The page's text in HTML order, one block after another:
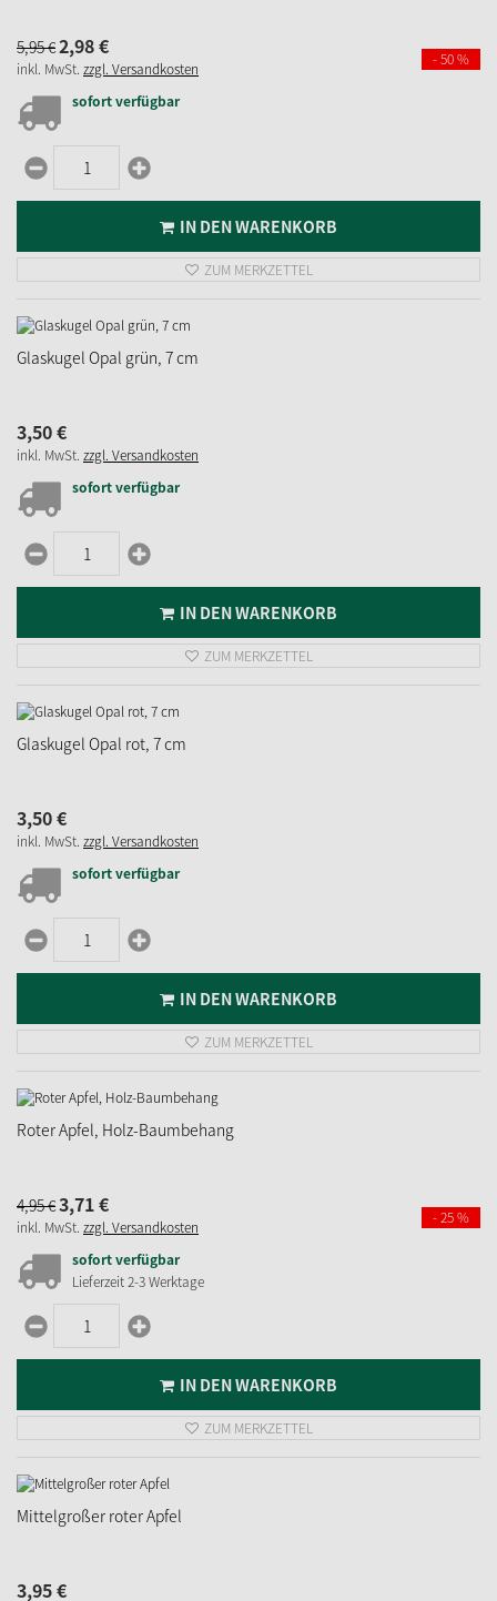
5,95€2,98€ - 50 %
inkl. MwSt. zzgl. Versandkosten
sofort verfügbar
IN DEN WARENKORB
ZUM MERKZETTEL
Glaskugel Opal grün, 7 cm
3,50€
inkl. MwSt. zzgl. Versandkosten
sofort verfügbar
IN DEN WARENKORB
ZUM MERKZETTEL
Glaskugel Opal rot, 7 cm
3,50€
inkl. MwSt. zzgl. Versandkosten
sofort verfügbar
IN DEN WARENKORB
ZUM MERKZETTEL
Roter Apfel, Holz-Baumbehang
4,95€3,71€ - 25 %
inkl. MwSt. zzgl. Versandkosten
sofort verfügbar
Lieferzeit 2-3 Werktage
IN DEN WARENKORB
ZUM MERKZETTEL
Mittelgroßer roter Apfel
3,95€